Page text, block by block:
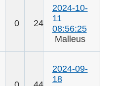
0 24
2024-10-
11
08:56:25
Malleus
2024-09-
18